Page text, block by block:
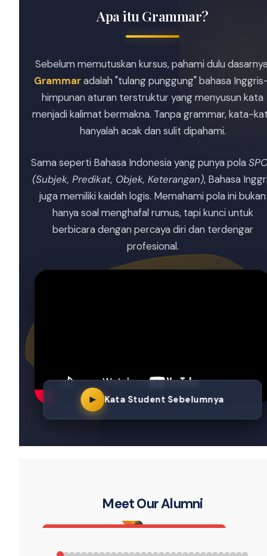
Apa itu Grammar?
Sebelum memutuskan kursus, pahami dulu
Grammaradalah "tulang punggung" bahasa
himpunan aturan terstruktur yang menyusun kata
menjadi kalimat bermakna. Tanpa grammar, kata-
hanyalah acak dan sulit dipahami.
Sama seperti Bahasa Indonesia yang punya pola
(Subjek, Predikat, Objek, Keterangan), Bahasa
juga memiliki kaidah logis. Memahami pola ini bukan
hanya soal menghafal rumus, tapi kunci untuk
berbicara dengan percaya diri dan terdengar
profesional.
▶ Kata Student Sebelumnya
Meet Our Alumni